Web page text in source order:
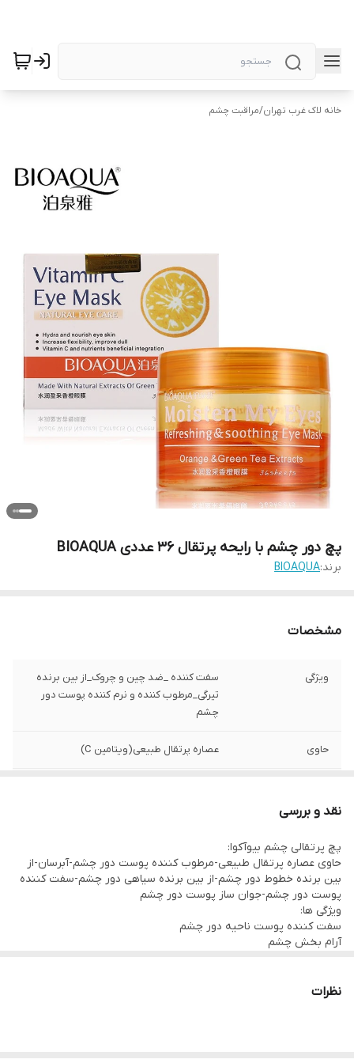
خانه لاک غرب تهران/مراقبت چشم
پچ دور چشم با رایحه پرتقال 36 عددی BIOAQUA
برند:BIOAQUA
مشخصات
ویژگی
سفت کننده _ضد چین و چروک_از بین برنده
تیرگی_مرطوب کننده و نرم کننده پوست دور
چشم
حاوی عصاره پرتقال طبیعی(ویتامین C)
نقد و بررسی
پچ پرتقالی چشم بیوآکوا:
حاوی عصاره پرتقال طبیعی-مرطوب کننده پوست دور چشم-آبرسان-از
بین برنده خطوط دور چشم-از بین برنده سیاهی دور چشم-سفت کننده
پوست دور چشم-جوان ساز پوست دور چشم
ویژگی ها:
سفت کننده پوست ناحیه دور چشم
آرام بخش چشم
روشن کننده و متعدل کننده رنگ پوست دور چشم
نظرات